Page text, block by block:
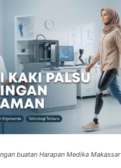
buatan Harapan Medika Makassar